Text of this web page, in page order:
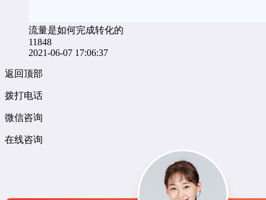
流量是如何完成转化的
11848
2021-06-07 17:06:37
返回顶部
拨打电话
微信咨询
在线咨询